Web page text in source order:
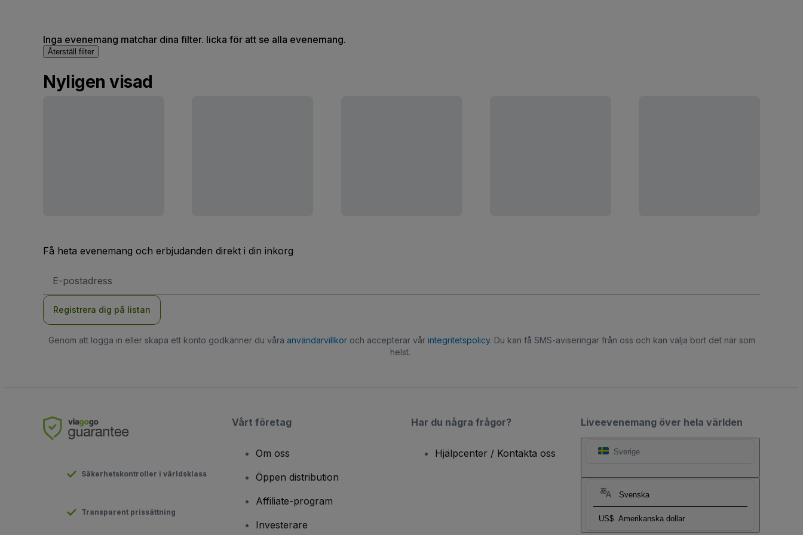
Inga evenemang matchar dina filter. licka för att se alla evenemang.
Återställ filter
Nyligen visad
Få heta evenemang och erbjudanden direkt i din inkorg
postadress
Registrera dig på listan
Genom att logga in eller skapa ett konto godkänner du våra användarvillkoroch accepterar vår integritetspolicy. Du kan få SMS-aviseringar från oss och kan välja bort det när som
helst.
Liveevenemang över hela världen
Sverige
Svenska
US$ Amerikanska dollar
Säkerhetskontroller i världsklass
Transparent prissättning
Vårt företag
Om oss
Öppen distribution
Affiliate-program
Investerare
Har du några frågor?
Hjälpcenter / Kontakta oss